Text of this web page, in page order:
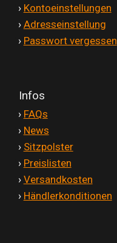
› Kontoeinstellungen
› Adresseinstellung
› Passwort vergessen
Infos
› FAQs
› News
› Sitzpolster
› Preislisten
› Versandkosten
› Händlerkonditionen